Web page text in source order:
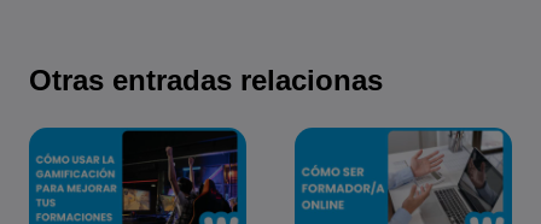
Otras entradas relacionas